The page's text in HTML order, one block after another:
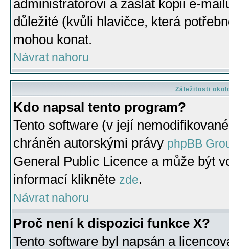
administrátorovi a zaslat kopii e-
důležité (kvůli hlavičce, která
mohou konat.
Návrat nahoru
Záležitosti
Kdo napsal tento program?
Tento software (v její
chráněn autorskými právy phpBB
General Public Licence a může být
informací klikněte zde.
Návrat nahoru
Proč není k dispozici funkce X?
Tento software byl napsán a